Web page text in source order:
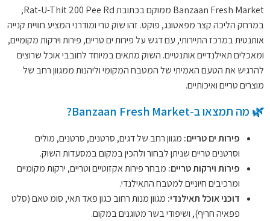
Banzaan Fresh Market ממוקם בכתובת Rat-U-Thit 200 Pee Rd,
במרחק הליכה קצר מפאטונג, פוקט. זהו שוק טרי ומודרני המציע חוויית קנייה
אותנטית במרכז התיירותי, עם דגש על פירות ים טריים, פירות וירקות מקומיים,
ומאכלים תאילנדיים אותנטיים. השוק מתאים במיוחד לחובבי אוכל שרוצים
להרגיש את הטעם האמיתי של המטבח המקומי וליהנות ממגוון רחב של
מוצרים טריים ואיכותיים.
🌿 מה תמצאו ב-Banzaan Fresh Market?
פירות ים טריים: מגוון רחב של דגים, סרטנים, סרטנים, מולים
וסרטנים טריים שניתן לבחור ולהכין במקום במסעדות השוק.
פירות וירקות טריים: מבחר פירות אקזוטיים וטריים, ירקות מקומיים
ומרכיבים חיוניים למטבח התאילנדי.
דוכני אוכל תאילנדי: מגוון מנות רחוב כגון פאד תאי, סומ טאם (סלט
פפאיה חריף), ושיפודי בשר מטוגנים במקום.